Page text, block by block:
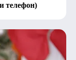
телефон)